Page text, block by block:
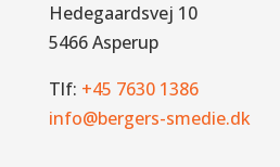
Hedegaardsvej 10
5466 Asperup
Tlf: +45 7630 1386
info@bergers-smedie.dk